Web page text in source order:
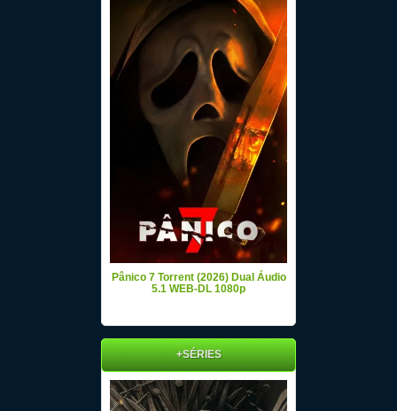
Pânico 7 Torrent (2026) Dual Áudio
5.1 WEB-DL 1080p
+SÉRIES